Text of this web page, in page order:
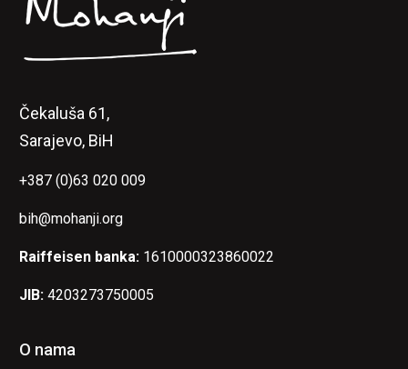
Čekaluša 61,
Sarajevo, BiH
+387 (0)63 020 009
bih@mohanji.org
Raiffeisen banka: 1610000323860022
JIB: 4203273750005
O nama